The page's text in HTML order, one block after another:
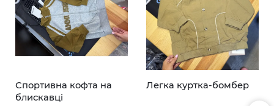
Спортивна кофта на
блискавці
Легка куртка-бомбер